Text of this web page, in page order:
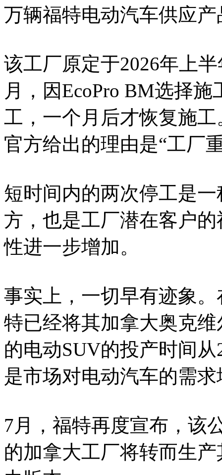
万辆福特电动汽车供应产
该工厂原定于2026年上
月，因EcoPro BM选择
工，一个月后才恢复施
官方给出的理由是“工厂
短时间内的两次停工是
方，也是工厂潜在客户
性进一步增加。
事实上，一切早有迹象
特已经将其加拿大奥克
的电动SUV的投产时间
是市场对电动汽车的需
7月，福特再度宣布，该
的加拿大工厂将转而生